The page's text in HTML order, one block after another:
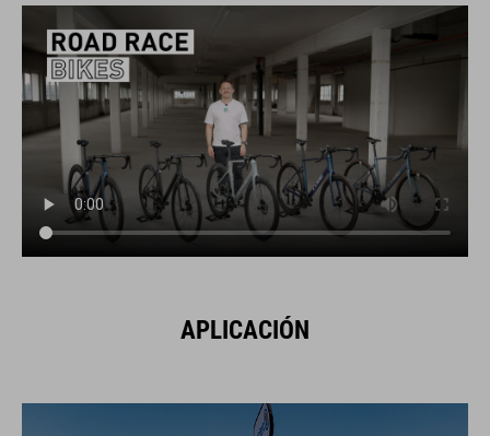
APLICACIÓN